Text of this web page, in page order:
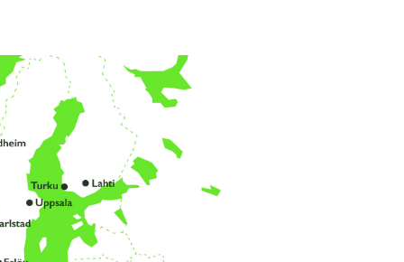
poslov
Zlati svinčnik
Projekti
Knjižnica
dokumentov